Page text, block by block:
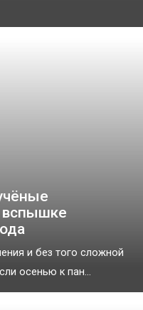
вспышке
и без того сложной
осенью к пан...